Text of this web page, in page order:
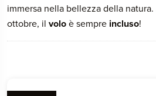
immersa nella bellezza della
ottobre, il voloè sempre incluso!